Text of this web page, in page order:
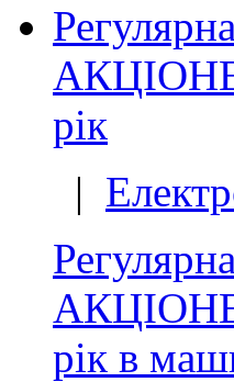
рік
|
рік в